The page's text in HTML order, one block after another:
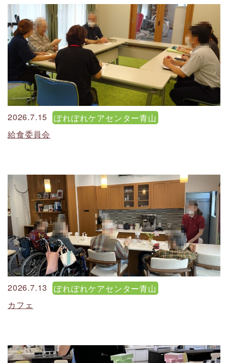
2026.7.15
ぽれぽれケアセンター青山
給食委員会
2026.7.13
ぽれぽれケアセンター青山
カフェ